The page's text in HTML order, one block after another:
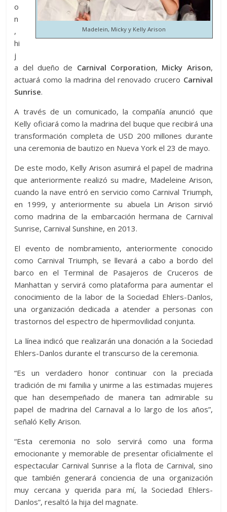
Madelein, Micky y Kelly Arison
o
n
,
hi
j
a del dueño de Carnival Corporation, Micky Arison,
actuará como la madrina del renovado crucero Carnival
Sunrise.
A través de un comunicado, la compañía anunció que
Kelly oficiará como la madrina del buque que recibirá una
transformación completa de USD 200 millones durante
una ceremonia de bautizo en Nueva York el 23 de mayo.
De este modo, Kelly Arison asumirá el papel de madrina
que anteriormente realizó su madre, Madeleine Arison,
cuando la nave entró en servicio como Carnival Triumph,
en 1999, y anteriormente su abuela Lin Arison sirvió
como madrina de la embarcación hermana de Carnival
Sunrise, Carnival Sunshine, en 2013.
El evento de nombramiento, anteriormente conocido
como Carnival Triumph, se llevará a cabo a bordo del
barco en el Terminal de Pasajeros de Cruceros de
Manhattan y servirá como plataforma para aumentar el
conocimiento de la labor de la Sociedad Ehlers-Danlos,
una organización dedicada a atender a personas con
trastornos del espectro de hipermovilidad conjunta.
La línea indicó que realizarán una donación a la Sociedad
Ehlers-Danlos durante el transcurso de la ceremonia.
“Es un verdadero honor continuar con la preciada
tradición de mi familia y unirme a las estimadas mujeres
que han desempeñado de manera tan admirable su
papel de madrina del Carnaval a lo largo de los años”,
señaló Kelly Arison.
“Esta ceremonia no solo servirá como una forma
emocionante y memorable de presentar oficialmente el
espectacular Carnival Sunrise a la flota de Carnival, sino
que también generará conciencia de una organización
muy cercana y querida para mí, la Sociedad Ehlers-
Danlos”, resaltó la hija del magnate.